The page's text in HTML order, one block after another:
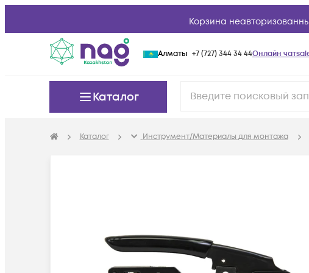
Корзина
Алматы +7 (727) 344 34 44Онлайн чат
Каталог
Каталог Инструмент/Материалы для монтажа